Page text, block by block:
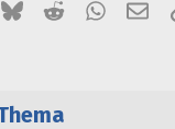
(Twitter)
BlueskyReddit E-